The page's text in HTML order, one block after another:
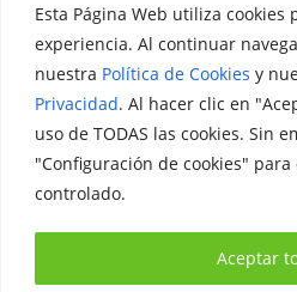
Esta Página Web utiliza cookies
experiencia. Al continuar
nuestra Política de Cookies y
Privacidad. Al hacer clic en
uso de TODAS las cookies. Sin
"Configuración de cookies"
controlado.
Aceptar
Promociónate
Legal
Aviso Legal
Política de Privacidad
Política de Cookies